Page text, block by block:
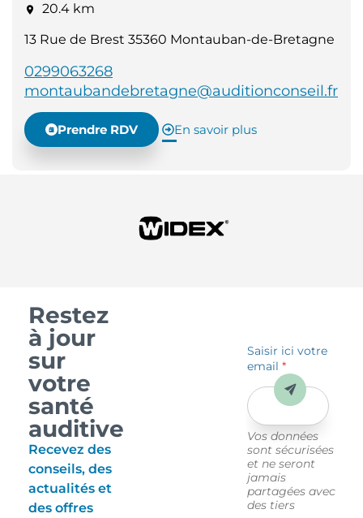
20.4 km
13 Rue de Brest 35360 Montauban-de-Bretagne
0299063268
montaubandebretagne@auditionconseil.fr
Prendre RDV En savoir plus
Restez
à jour
sur
votre
santé
auditive
Recevez des
conseils, des
actualités et
des offres
Saisir ici votre
email*
Vos données
sont sécurisées
et ne seront
jamais
partagées avec
des tiers
Envoyer